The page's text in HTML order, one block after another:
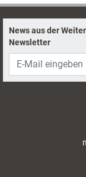
News aus der
Newsletter